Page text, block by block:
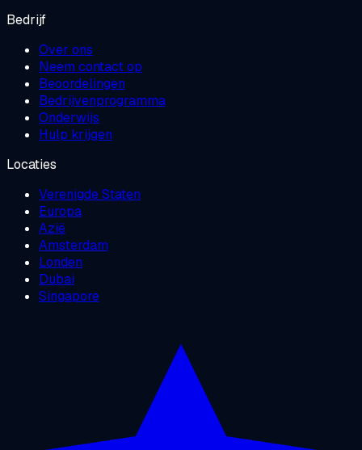
Bedrijf
Over ons
Neem contact op
Beoordelingen
Bedrijvenprogramma
Onderwijs
Hulp krijgen
Locaties
Verenigde Staten
Europa
Azië
Amsterdam
Londen
Dubai
Singapore